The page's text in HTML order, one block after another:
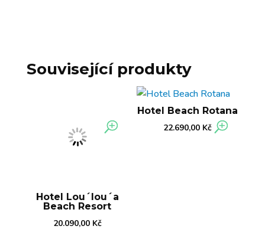
Související produkty
Hotel Lou´lou´a
Beach Resort
20.090,00 Kč
Hotel Beach Rotana
22.690,00 Kč